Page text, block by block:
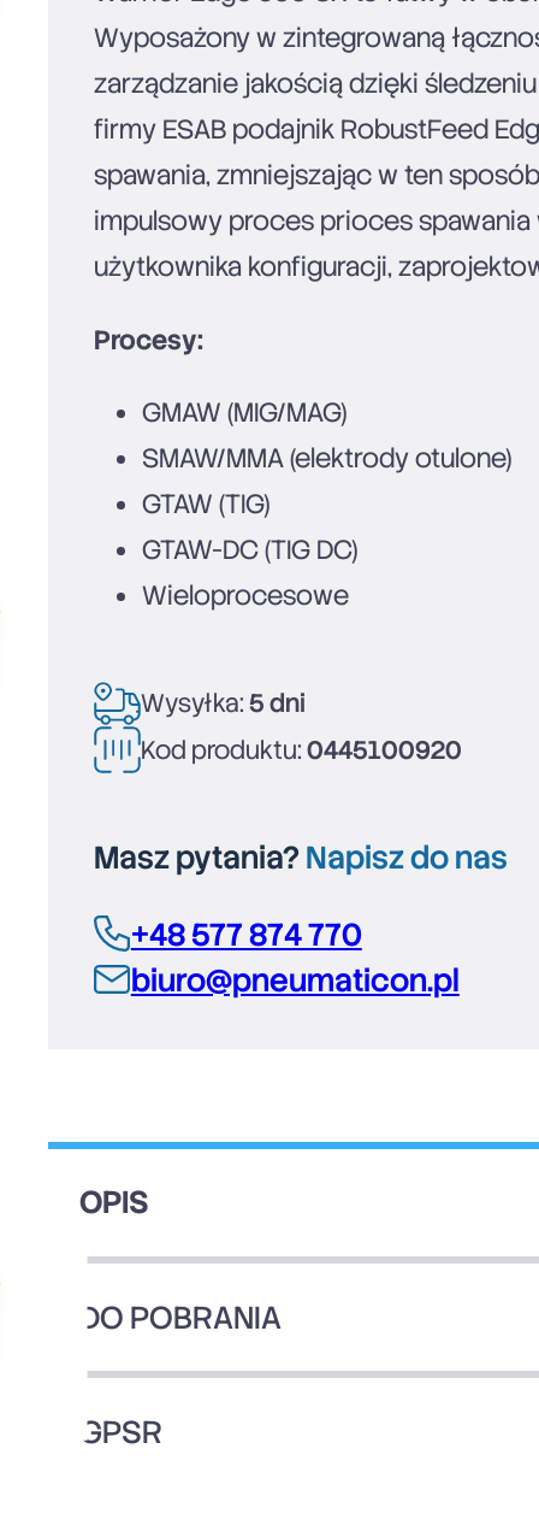
Wyposażony w zintegrowaną
zarządzanie jakością dzięki
firmy ESAB podajnik RobustFeed
spawania, zmniejszając w ten
impulsowy proces prioces
użytkownika konfiguracji,
Procesy:
GMAW (MIG/MAG)
SMAW/MMA (elektrody otulone)
GTAW (TIG)
GTAW-DC (TIG DC)
Wieloprocesowe
Wysyłka:5 dni
Kod produktu:0445100920
Masz pytania? Napisz do nas
+48 577 874 770
biuro@pneumaticon.pl
OPIS
DO POBRANIA
GPSR